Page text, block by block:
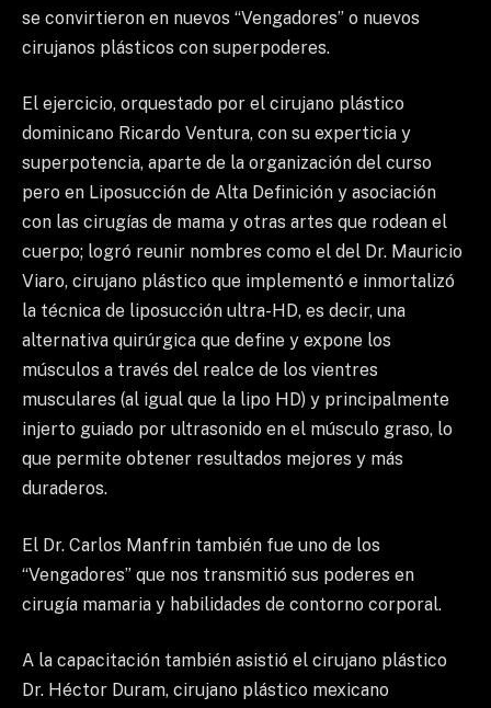
se convirtieron en nuevos “Vengadores” o nuevos
cirujanos plásticos con superpoderes.
El ejercicio, orquestado por el cirujano plástico
dominicano Ricardo Ventura, con su experticia y
superpotencia, aparte de la organización del curso
pero en Liposucción de Alta Definición y asociación
con las cirugías de mama y otras artes que rodean el
cuerpo; logró reunir nombres como el del Dr. Mauricio
Viaro, cirujano plástico que implementó e inmortalizó
la técnica de liposucción ultra-HD, es decir, una
alternativa quirúrgica que define y expone los
músculos a través del realce de los vientres
musculares (al igual que la lipo HD) y principalmente
injerto guiado por ultrasonido en el músculo graso, lo
que permite obtener resultados mejores y más
duraderos.
El Dr. Carlos Manfrin también fue uno de los
“Vengadores” que nos transmitió sus poderes en
cirugía mamaria y habilidades de contorno corporal.
A la capacitación también asistió el cirujano plástico
Dr. Héctor Duram, cirujano plástico mexicano